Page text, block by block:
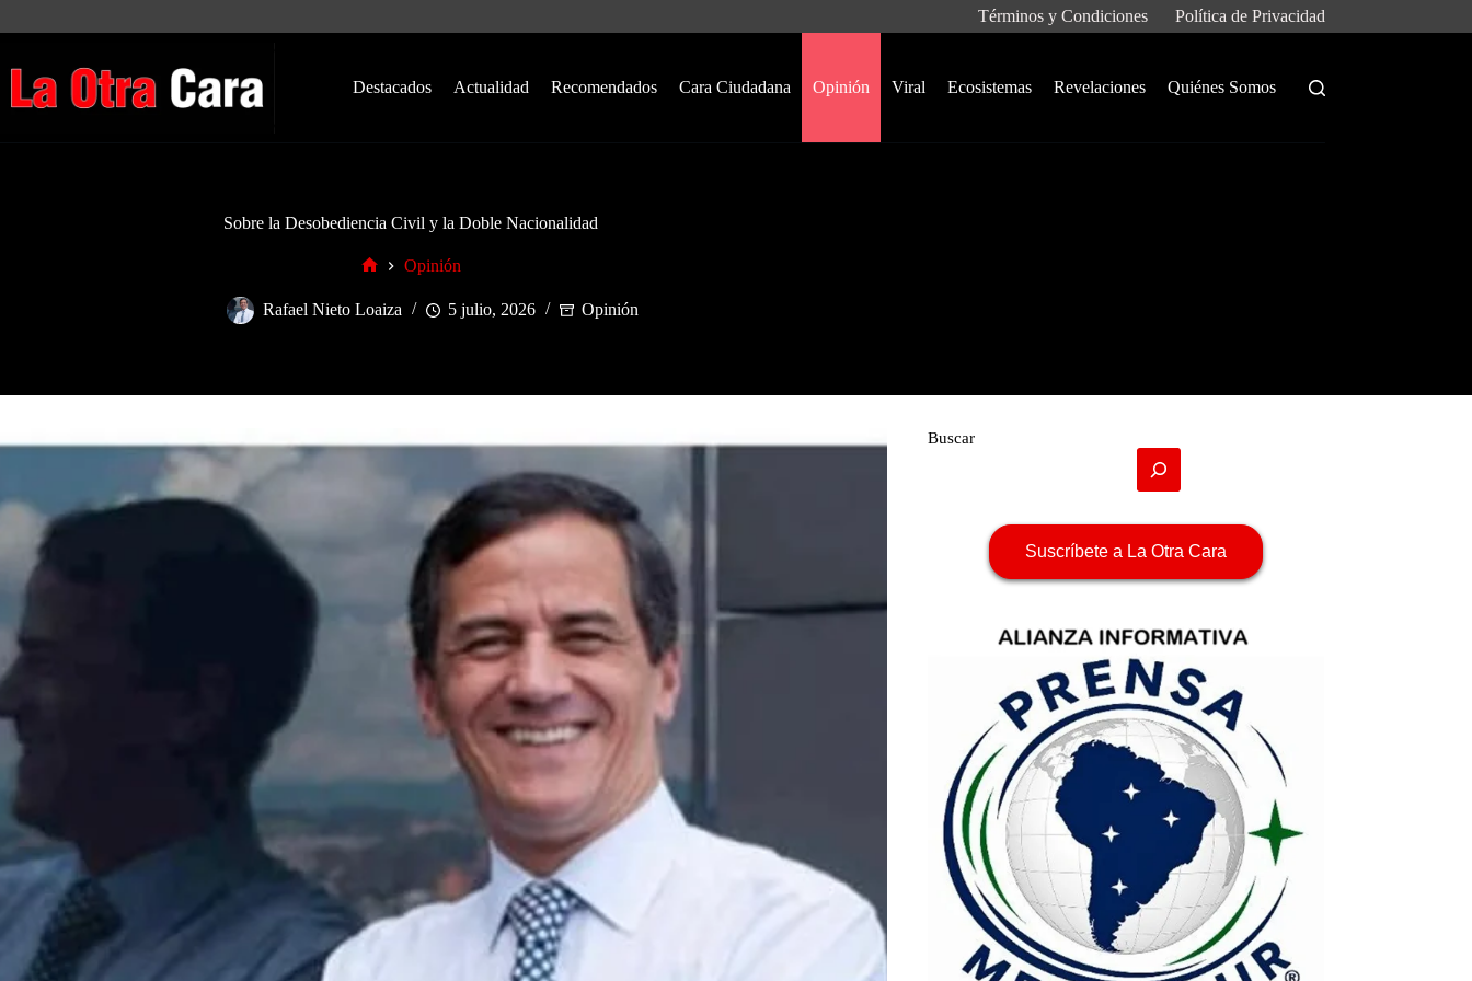
Términos y Condiciones Política de Privacidad
Destacados Actualidad Recomendados Cara Ciudadana Opinión Viral Ecosistemas Revelaciones Quiénes Somos
Sobre la Desobediencia Civil y la Doble Nacionalidad
Opinión
Rafael Nieto Loaiza 5 julio, 2026 Opinión
Buscar
Suscríbete a La Otra Cara